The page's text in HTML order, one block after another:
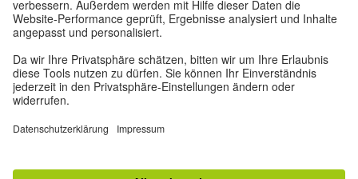
Hilfreiche Links
Weitere Websites
Datenschutz und Barrierefreiheit